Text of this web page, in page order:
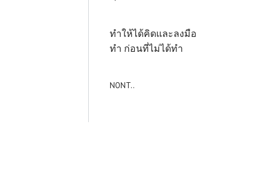
ทำให้ได้คิดและลงมือ
ทำ ก่อนที่ไม่ได้ทำ
NONT..